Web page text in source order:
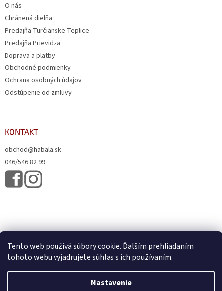
Tento web používá súbory cookie. Ďalším prehliadaním
tohoto webu vyjadrujete súhlas s ich používaním.
Nastavenie
O nás
Chránená dielňa
Predajňa Turčianske Teplice
Predajňa Prievidza
Doprava a platby
Obchodné podmienky
Ochrana osobných údajov
Odstúpenie od zmluvy
KONTAKT
obchod@habala.sk
046/546 82 99